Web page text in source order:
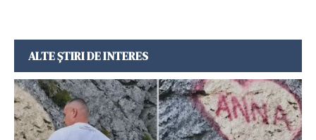
ALTE ȘTIRI DE INTERES